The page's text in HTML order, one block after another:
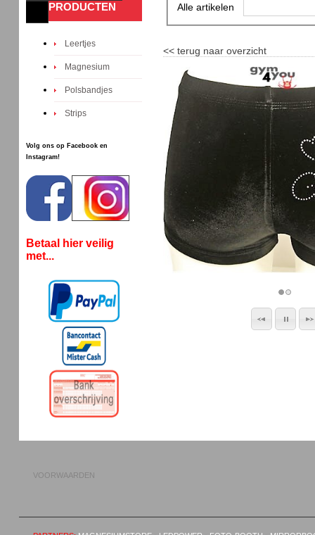
PRODUCTEN
Leertjes
Magnesium
Polsbandjes
Strips
Volg ons op Facebook en
Instagram!
Betaal hier veilig
met...
Alle artikelen
<< terug naar overzicht
VOORWAARDEN